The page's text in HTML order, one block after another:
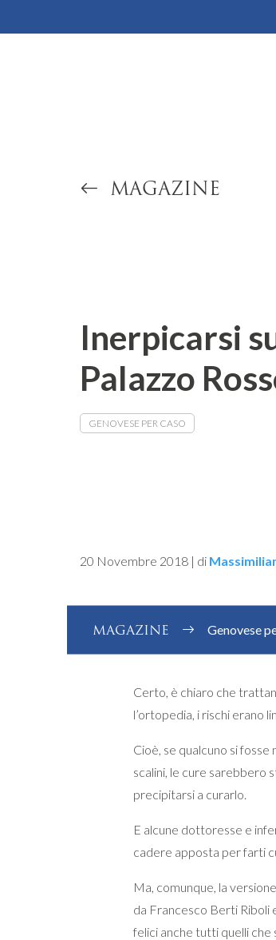
MAGAZINE
Inerpicarsi
Palazzo
GENOVESE PER CASO
20 Novembre 2018 | di
MAGAZINE Genovese
Certo, è chiaro che
l’ortopedia, i rischi erano
Cioè, se qualcuno si
scalini, le cure sarebbero
precipitarsi a curarlo.
E alcune dottoresse e
cadere apposta per farti
Ma, comunque, la
da Francesco Berti Riboli
felici anche tutti quelli che